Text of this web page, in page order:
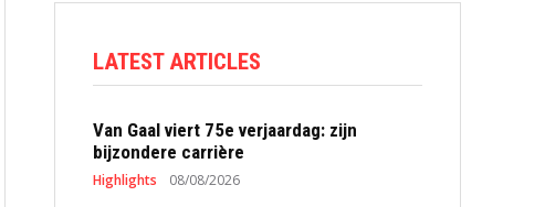
LATEST ARTICLES
Van Gaal viert 75e verjaardag: zijn
bijzondere carrière
Highlights 08/08/2026